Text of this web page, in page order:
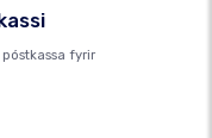
fyrir